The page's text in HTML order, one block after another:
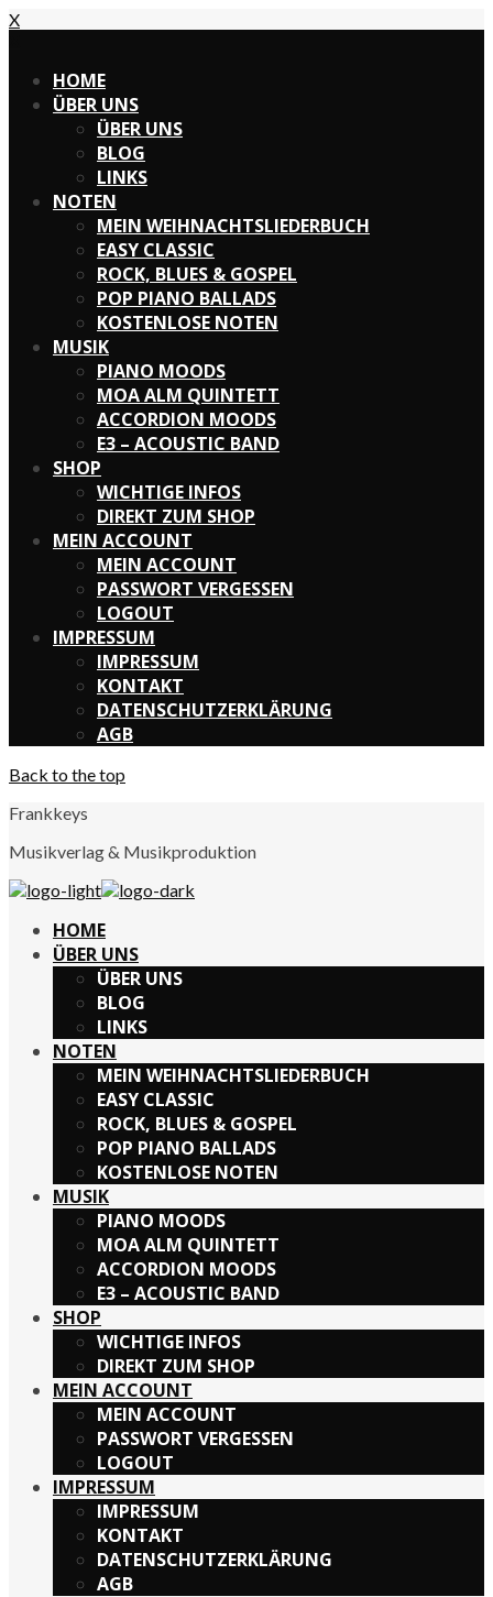
X
HOME
ÜBER UNS
ÜBER UNS
BLOG
LINKS
NOTEN
MEIN WEIHNACHTSLIEDERBUCH
EASY CLASSIC
ROCK, BLUES & GOSPEL
POP PIANO BALLADS
KOSTENLOSE NOTEN
MUSIK
PIANO MOODS
MOA ALM QUINTETT
ACCORDION MOODS
E3 – ACOUSTIC BAND
SHOP
WICHTIGE INFOS
DIREKT ZUM SHOP
MEIN ACCOUNT
MEIN ACCOUNT
PASSWORT VERGESSEN
LOGOUT
IMPRESSUM
IMPRESSUM
KONTAKT
DATENSCHUTZERKLÄRUNG
AGB
Back to the top
Willkommen bei
Wir freuen uns, dass Du unsere Seite besuchst!
Auf dieser Website werden Cookies (auch von
Daten werden ausschließlich zur besseren Darstellung
der Seiten genutzt.
>>ICH STIMME ZU
>MEHR DAZU<<
(link zur Datenschutzerklärung)
Frankkeys
Musikverlag & Musikproduktion
HOME
ÜBER UNS
ÜBER UNS
BLOG
LINKS
NOTEN
MEIN WEIHNACHTSLIEDERBUCH
EASY CLASSIC
ROCK, BLUES & GOSPEL
POP PIANO BALLADS
KOSTENLOSE NOTEN
MUSIK
PIANO MOODS
MOA ALM QUINTETT
ACCORDION MOODS
E3 – ACOUSTIC BAND
SHOP
WICHTIGE INFOS
DIREKT ZUM SHOP
MEIN ACCOUNT
MEIN ACCOUNT
PASSWORT VERGESSEN
LOGOUT
IMPRESSUM
IMPRESSUM
KONTAKT
DATENSCHUTZERKLÄRUNG
AGB